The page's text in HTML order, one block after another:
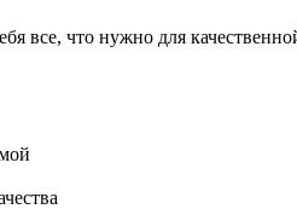
все, что нужно для